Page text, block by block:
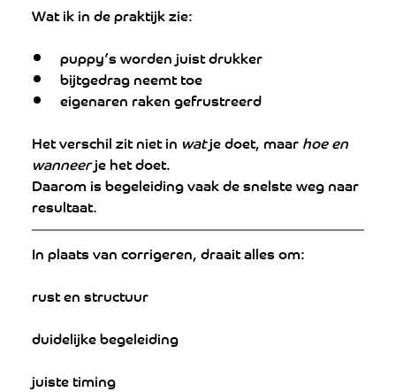
Wat ik in de praktijk zie:
puppy’s worden juist drukker
bijtgedrag neemt toe
eigenaren raken gefrustreerd
Het verschil zit niet in wat je doet, maar hoe en
wanneer je het doet.
Daarom is begeleiding vaak de snelste weg naar
resultaat.
In plaats van corrigeren, draait alles om:
rust en structuur
duidelijke begeleiding
juiste timing